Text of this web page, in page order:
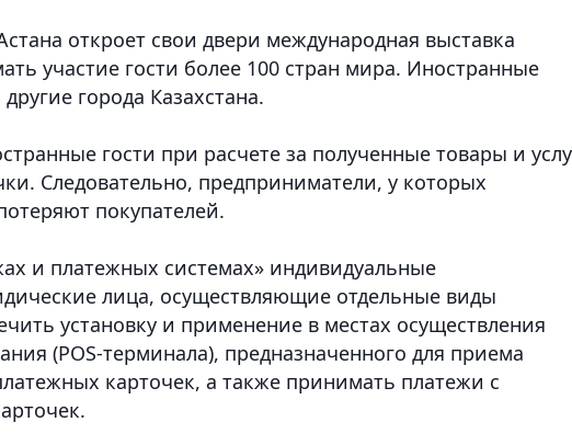
откроет свои двери международная выставка
участие гости более 100 стран мира. Иностранные
города Казахстана.
гости при расчете за полученные товары и
Следовательно, предприниматели, у которых
покупателей.
и платежных системах» индивидуальные
лица, осуществляющие отдельные виды
установку и применение в местах осуществления
(POS-терминала), предназначенного для приема
карточек, а также принимать платежи с